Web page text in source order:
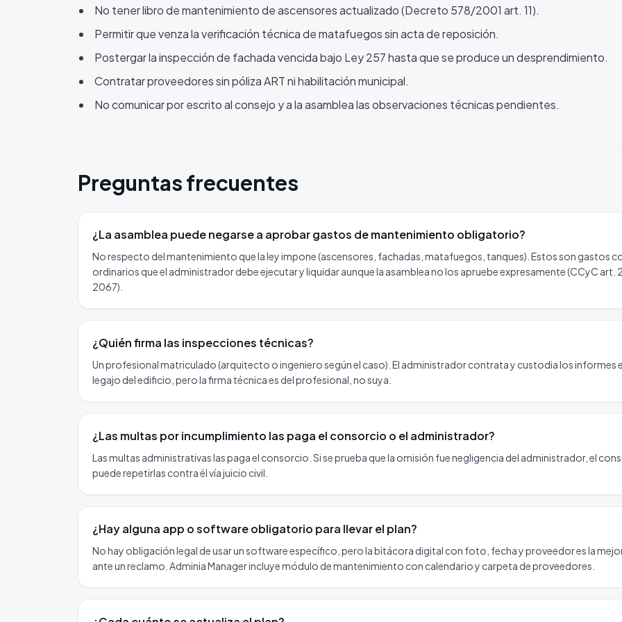
No tener libro de mantenimiento de ascensores actualizado (Decreto 578/2001 art. 11).
Permitir que venza la verificación técnica de matafuegos sin acta de reposición.
Postergar la inspección de fachada vencida bajo Ley 257 hasta que se produce un desprendimiento.
Contratar proveedores sin póliza ART ni habilitación municipal.
No comunicar por escrito al consejo y a la asamblea las observaciones técnicas pendientes.
Preguntas frecuentes
¿La asamblea puede negarse a aprobar gastos de mantenimiento obligatorio?
No respecto del mantenimiento que la ley impone (ascensores, fachadas, matafuegos, tanques). Estos son gastos
ordinarios que el administrador debe ejecutar y liquidar aunque la asamblea no los apruebe expresamente (CCyC art.
2067).
¿Quién firma las inspecciones técnicas?
Un profesional matriculado (arquitecto o ingeniero según el caso). El administrador contrata y custodia los informes
legajo del edificio, pero la firma técnica es del profesional, no suya.
¿Las multas por incumplimiento las paga el consorcio o el administrador?
Las multas administrativas las paga el consorcio. Si se prueba que la omisión fue negligencia del administrador, el
puede repetirlas contra él vía juicio civil.
¿Hay alguna app o software obligatorio para llevar el plan?
No hay obligación legal de usar un software específico, pero la bitácora digital con foto, fecha y proveedor es la
ante un reclamo. Adminia Manager incluye módulo de mantenimiento con calendario y carpeta de proveedores.